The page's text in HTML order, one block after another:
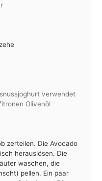
verwendet
Olivenöl
zerteilen. Die Avocado
herauslösen. Die
waschen, die
pellen. Ein paar